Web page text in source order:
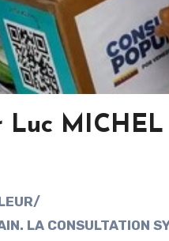
Luc MICHEL
LA CONSULTATION